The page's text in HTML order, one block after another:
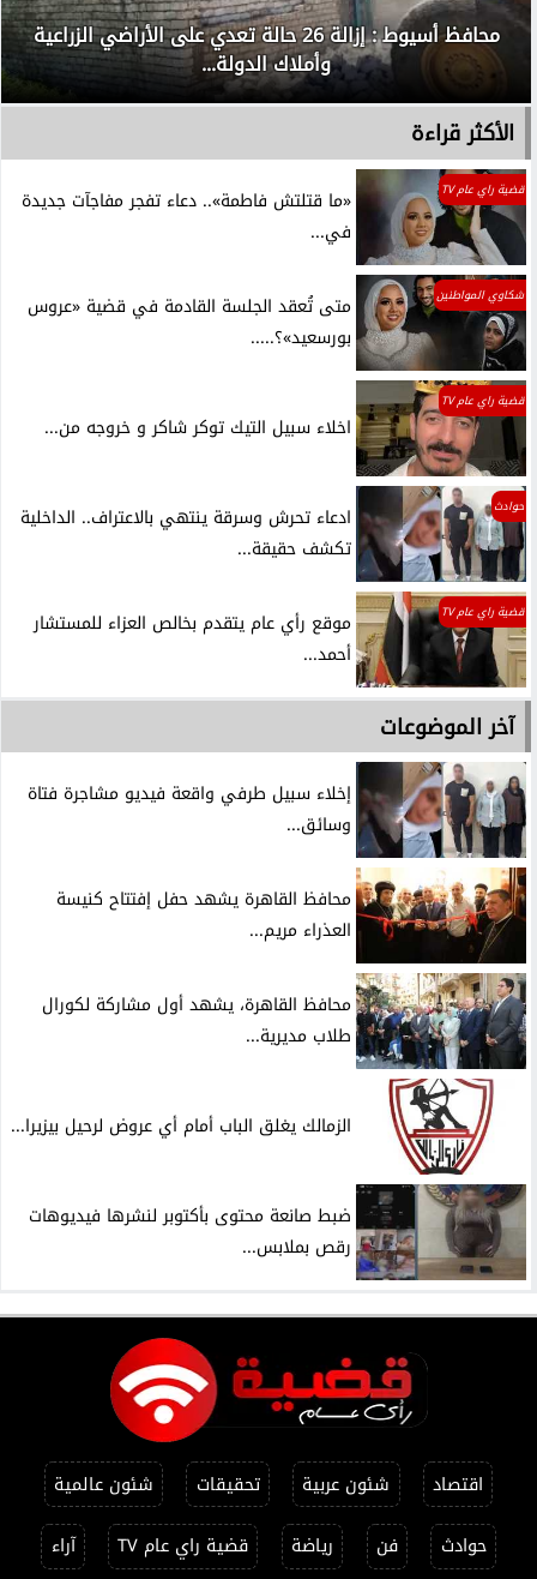
محافظ أسيوط : إزالة 26 حالة تعدي على الأراضي الزراعية
وأملاك الدولة...
الأكثر قراءة
قضية راي عام TV
«ما قتلتش فاطمة».. دعاء تفجر مفاجآت جديدة
في...
شكاوي المواطنين
متى تُعقد الجلسة القادمة في قضية «عروس
بورسعيد»؟.....
قضية راي عام TV
اخلاء سبيل التيك توكر شاكر و خروجه من...
حوادث
ادعاء تحرش وسرقة ينتهي بالاعتراف.. الداخلية
تكشف حقيقة...
قضية راي عام TV
موقع رأي عام يتقدم بخالص العزاء للمستشار
أحمد...
آخر الموضوعات
إخلاء سبيل طرفي واقعة فيديو مشاجرة فتاة
وسائق...
محافظ القاهرة يشهد حفل إفتتاح كنيسة
العذراء مريم...
محافظ القاهرة، يشهد أول مشاركة لكورال
طلاب مديرية...
الزمالك يغلق الباب أمام أي عروض لرحيل بيزيرا...
ضبط صانعة محتوى بأكتوبر لنشرها فيديوهات
رقص بملابس...
اقتصاد شئون عربية تحقيقات
شئون عالمية
حوادث
فن رياضة قضية راي عام TV آراء